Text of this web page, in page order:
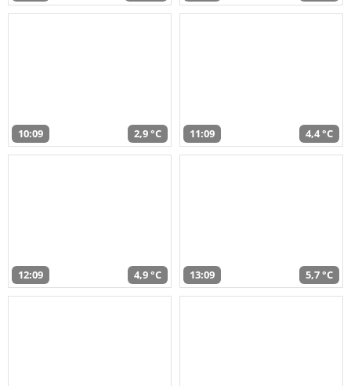
10:09 2,9 °C 11:09 4,4 °C
12:09 4,9 °C 13:09 5,7 °C